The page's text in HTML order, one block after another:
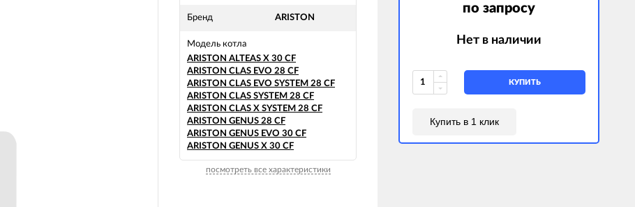
Бренд ARISTON
Модель котла
ARISTON ALTEAS X 30 CF
ARISTON CLAS EVO 28 CF
ARISTON CLAS EVO SYSTEM 28 CF
ARISTON CLAS SYSTEM 28 CF
ARISTON CLAS X SYSTEM 28 CF
ARISTON GENUS 28 CF
ARISTON GENUS EVO 30 CF
ARISTON GENUS X 30 CF
посмотреть все характеристики
по запросу
Нет в наличии
КУПИТЬ
Купить в 1 клик